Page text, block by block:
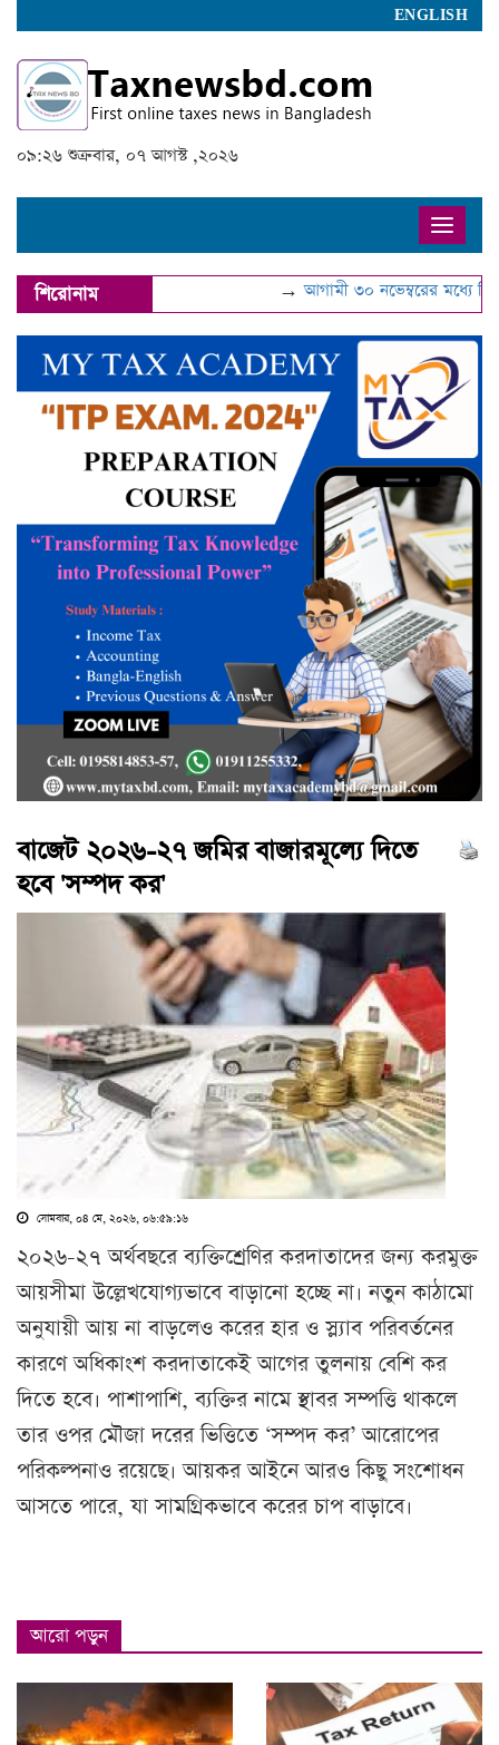
ENGLISH
০৯:২৬ শুক্রবার, ০৭ আগস্ট ,২০২৬
Toggle
শিরোনাম →আগামী ৩০ নভেম্বরের মধ্যে
বাজেট ২০২৬-২৭ জমির বাজারমূল্যে দিতে
হবে 'সম্পদ কর'
সোমবার, ০৪ মে, ২০২৬, ০৬:৫৯:১৬
২০২৬-২৭ অর্থবছরে ব্যক্তিশ্রেণির করদাতাদের জন্য করমুক্ত
আয়সীমা উল্লেখযোগ্যভাবে বাড়ানো হচ্ছে না। নতুন কাঠামো
অনুযায়ী আয় না বাড়লেও করের হার ও স্ল্যাব পরিবর্তনের
কারণে অধিকাংশ করদাতাকেই আগের তুলনায় বেশি কর
দিতে হবে। পাশাপাশি, ব্যক্তির নামে স্থাবর সম্পত্তি থাকলে
তার ওপর মৌজা দরের ভিত্তিতে ‘সম্পদ কর’ আরোপের
পরিকল্পনাও রয়েছে। আয়কর আইনে আরও কিছু সংশোধন
আসতে পারে, যা সামগ্রিকভাবে করের চাপ বাড়াবে।
আরো পড়ুন